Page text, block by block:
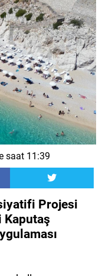
saat 11:39
Projesi
Kaputaş